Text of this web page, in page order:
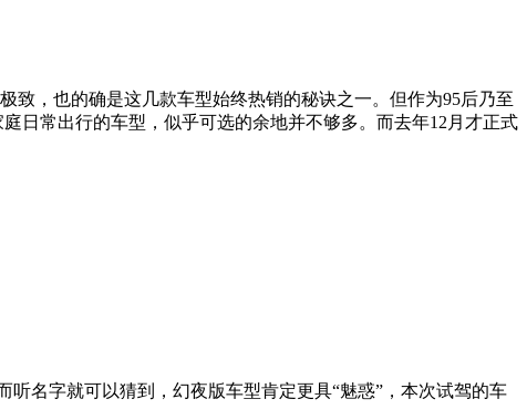
致，也的确是这几款车型始终热销的秘诀之一。但作为95后乃至
日常出行的车型，似乎可选的余地并不够多。而去年12月才正式
名字就可以猜到，幻夜版车型肯定更具“魅惑”，本次试驾的车